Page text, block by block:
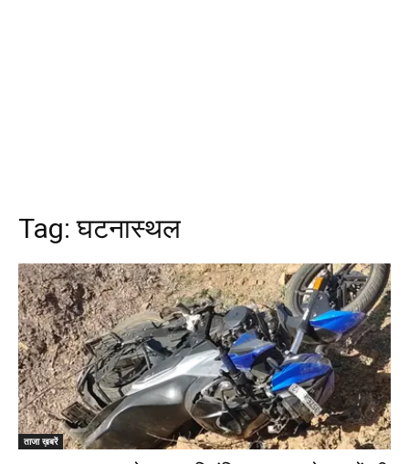
Tag:घटनास्थल
ताजा ख़बरें